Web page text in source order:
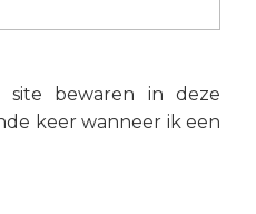
site bewaren in deze
keer wanneer ik een